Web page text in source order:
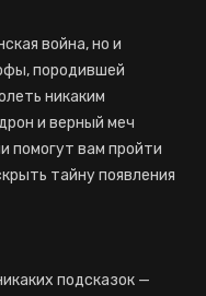
война, но и
породившей
никаким
и верный меч
помогут вам пройти
тайну появления
подсказок —